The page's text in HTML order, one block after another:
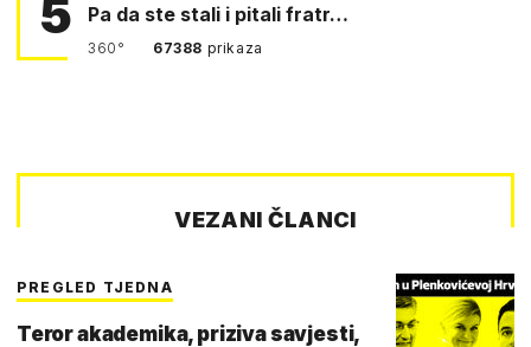
5 Pa da ste stali i pitali fratr…
360° 67388 prikaza
VEZANI ČLANCI
PREGLED TJEDNA
Teror akademika, priziva savjesti,